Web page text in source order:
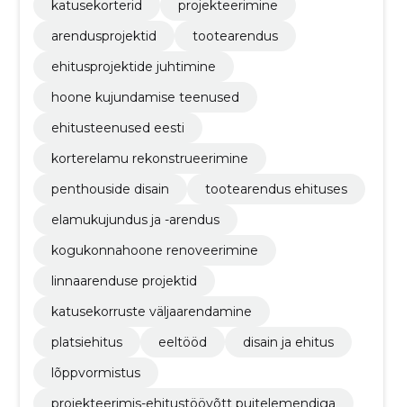
katusekorterid
projekteerimine
arendusprojektid
tootearendus
ehitusprojektide juhtimine
hoone kujundamise teenused
ehitusteenused eesti
korterelamu rekonstrueerimine
penthouside disain
tootearendus ehituses
elamukujundus ja -arendus
kogukonnahoone renoveerimine
linnaarenduse projektid
katusekorruste väljaarendamine
platsiehitus
eeltööd
disain ja ehitus
lõppvormistus
projekteerimis-ehitustöövõtt puitelemendiga